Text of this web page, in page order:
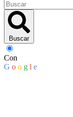
Buscar
Con
G o o g l e